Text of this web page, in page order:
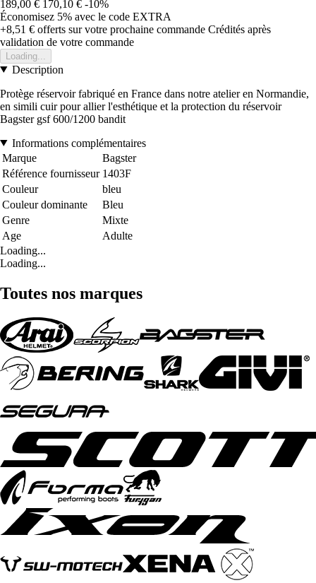
189,00 € 170,10 € -10%
Économisez 5% avec le code EXTRA
+8,51 € offerts sur votre prochaine commande Crédités après
validation de votre commande
Loading...
Description
Protège réservoir fabriqué en France dans notre atelier en Normandie,
en simili cuir pour allier l'esthétique et la protection du réservoir
Bagster gsf 600/1200 bandit
Informations complémentaires
Marque
Bagster
Référence fournisseur 1403F
Couleur
bleu
Couleur dominante
Bleu
Genre
Mixte
Age
Adulte
Loading...
Loading...
Toutes nos marques